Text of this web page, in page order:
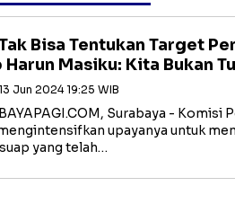
Bisa Tentukan Target
Harun Masiku: Kita Bukan
Jun 2024 19:25 WIB
Surabaya - Komisi
upayanya untuk
yang telah…